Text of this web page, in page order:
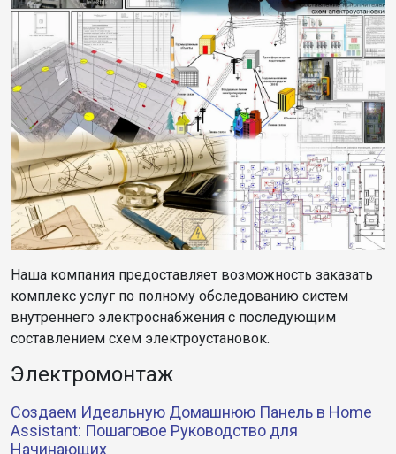
Наша компания предоставляет возможность заказать
комплекс услуг по полному обследованию систем
внутреннего электроснабжения с последующим
составлением схем электроустановок.
Электромонтаж
Создаем Идеальную Домашнюю Панель в Home
Assistant: Пошаговое Руководство для
Начинающих